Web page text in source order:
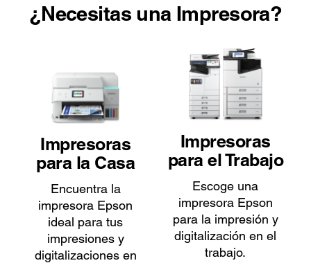
¿Necesitas una Impresora?
Impresoras
para la Casa
Encuentra la
impresora Epson
ideal para tus
impresiones y
digitalizaciones en
Impresoras
para el Trabajo
Escoge una
impresora Epson
para la impresión y
digitalización en el
trabajo.